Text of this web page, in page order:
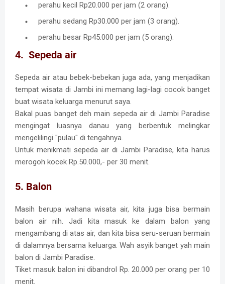
perahu kecil Rp20.000 per jam (2 orang).
perahu sedang Rp30.000 per jam (3 orang).
perahu besar Rp45.000 per jam (5 orang).
4. Sepeda air
Sepeda air atau bebek-bebekan juga ada, yang menjadikan
tempat wisata di Jambi ini memang lagi-lagi cocok banget
buat wisata keluarga menurut saya.
Bakal puas banget deh main sepeda air di Jambi Paradise
mengingat luasnya danau yang berbentuk melingkar
mengelilingi "pulau" di tengahnya.
Untuk menikmati sepeda air di Jambi Paradise, kita harus
merogoh kocek Rp.50.000,- per 30 menit.
5. Balon
Masih berupa wahana wisata air, kita juga bisa bermain
balon air nih. Jadi kita masuk ke dalam balon yang
mengambang di atas air, dan kita bisa seru-seruan bermain
di dalamnya bersama keluarga. Wah asyik banget yah main
balon di Jambi Paradise.
Tiket masuk balon ini dibandrol Rp. 20.000 per orang per 10
menit.